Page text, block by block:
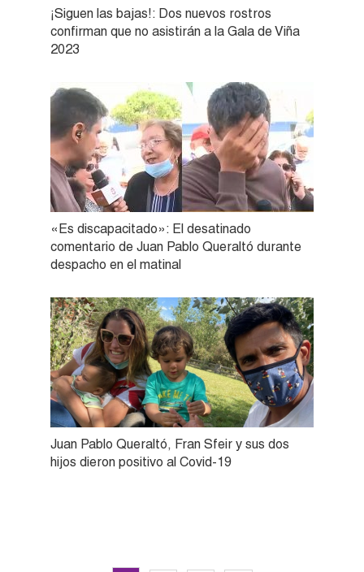
¡Siguen las bajas!: Dos nuevos rostros
confirman que no asistirán a la Gala de Viña
2023
«Es discapacitado»: El desatinado
comentario de Juan Pablo Queraltó durante
despacho en el matinal
Juan Pablo Queraltó, Fran Sfeir y sus dos
hijos dieron positivo al Covid-19